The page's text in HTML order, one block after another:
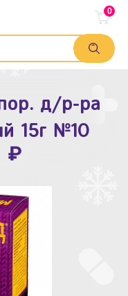
0
д/р-ра
15г №10
₽
10мг №10
₽